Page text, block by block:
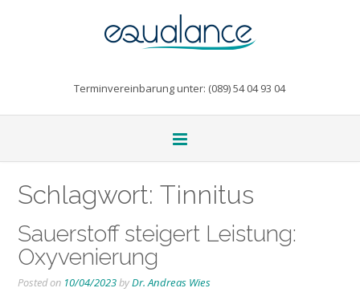
Terminvereinbarung unter: (089) 54 04 93 04
Schlagwort: Tinnitus
Sauerstoff steigert Leistung:
Oxyvenierung
Posted on 10/04/2023byDr. Andreas Wies